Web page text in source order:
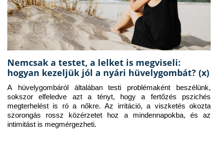
Nemcsak a testet, a lelket is megviseli:
hogyan kezeljük jól a nyári hüvelygombát? (x)
A hüvelygombáról általában testi problémaként beszélünk,
sokszor elfeledve azt a tényt, hogy a fertőzés pszichés
megterhelést is ró a nőkre. Az irritáció, a viszketés okozta
szorongás rossz közérzetet hoz a mindennapokba, és az
intimitást is megmérgezheti.